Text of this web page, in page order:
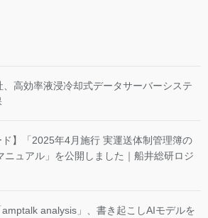
高効率液浸冷却式データサーバーシステ
ド】「2025年4月施行 実運送体制管理簿の
ニュアル」を公開しました｜船井総研ロジ
analysis」、書き起こしAIモデルを